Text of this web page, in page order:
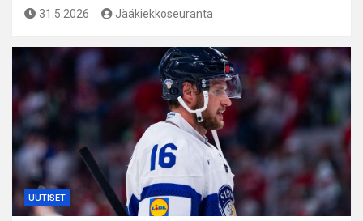
31.5.2026 Jääkiekkoseuranta
UUTISET